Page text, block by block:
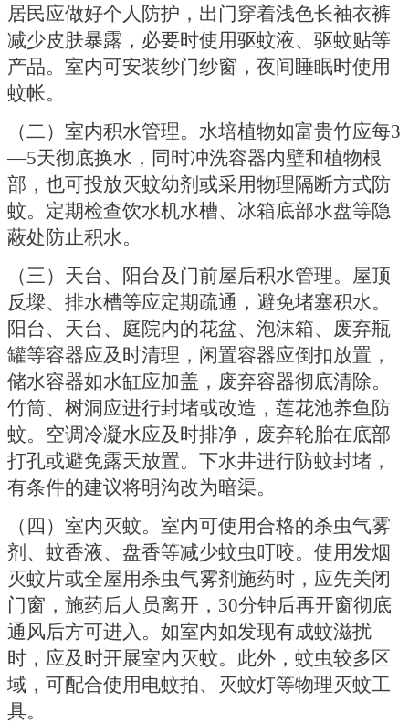
居民应做好个人防护，出门穿着浅色长袖衣裤
减少皮肤暴露，必要时使用驱蚊液、驱蚊贴等
产品。室内可安装纱门纱窗，夜间睡眠时使用
蚊帐。
（二）室内积水管理。 水培植物如富贵竹应每3
—5天彻底换水，同时冲洗容器内壁和植物根
部，也可投放灭蚊幼剂或采用物理隔断方式防
蚊。定期检查饮水机水槽、冰箱底部水盘等隐
蔽处防止积水。
（三）天台、阳台及门前屋后积水管理。 屋顶
反墚、排水槽等应定期疏通，避免堵塞积水。
阳台、天台、庭院内的花盆、泡沫箱、废弃瓶
罐等容器应及时清理，闲置容器应倒扣放置，
储水容器如水缸应加盖，废弃容器彻底清除。
竹筒、树洞应进行封堵或改造，莲花池养鱼防
蚊。空调冷凝水应及时排净，废弃轮胎在底部
打孔或避免露天放置。下水井进行防蚊封堵，
有条件的建议将明沟改为暗渠。
（四）室内灭蚊。 室内可使用合格的杀虫气雾
剂、蚊香液、盘香等减少蚊虫叮咬。使用发烟
灭蚊片或全屋用杀虫气雾剂施药时，应先关闭
门窗，施药后人员离开， 30分钟后再开窗彻底
通风后方可进入。如室内如发现有成蚊滋扰
时，应及时开展室内灭蚊。此外，蚊虫较多区
域，可配合使用电蚊拍、灭蚊灯等物理灭蚊工
具。